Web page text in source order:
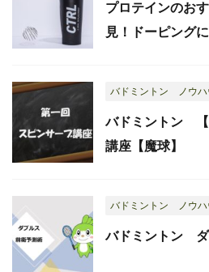
プロテインのお
見！ドーピングに
バドミントン ノウハ
バドミントン 【
講座【魔球】
バドミントン ノウハ
バドミントン ダ